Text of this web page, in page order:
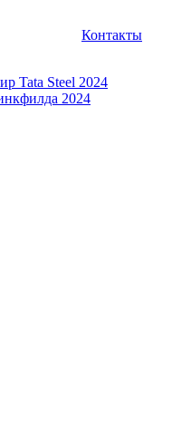
Контакты
Tata Steel 2024
2024